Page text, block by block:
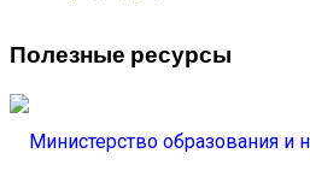
Полезные ресурсы